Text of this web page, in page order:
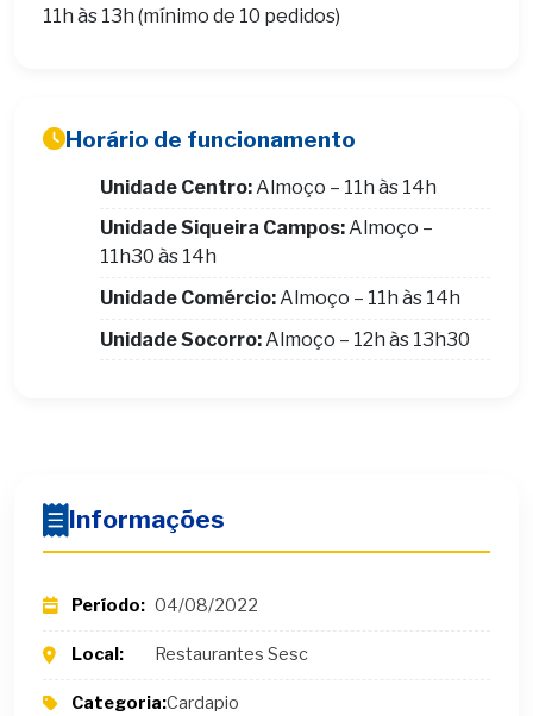
11h às 13h (mínimo de 10 pedidos)
Horário de funcionamento
Unidade Centro: Almoço – 11h às 14h
Unidade Siqueira Campos:Almoço –
11h30 às 14h
Unidade Comércio:Almoço – 11h às 14h
Unidade Socorro: Almoço – 12h às 13h30
Informações
Período: 04/08/2022
Local: Restaurantes Sesc
Categoria:Cardapio